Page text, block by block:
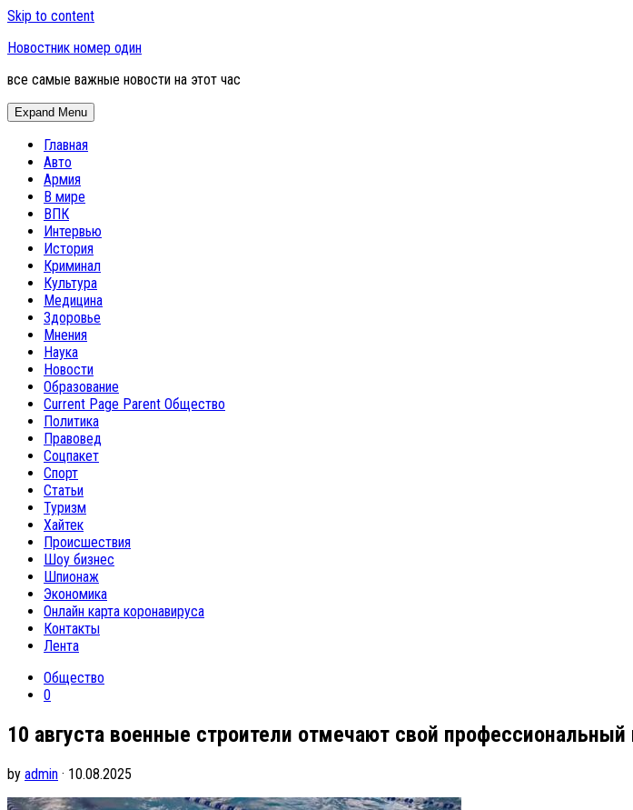
Skip to content
Новостник номер один
все самые важные новости на этот час
Expand Menu
Главная
Авто
Армия
В мире
ВПК
Интервью
История
Криминал
Культура
Медицина
Здоровье
Мнения
Наука
Новости
Образование
Current Page Parent Общество
Политика
Правовед
Соцпакет
Спорт
Статьи
Туризм
Хайтек
Происшествия
Шоу бизнес
Шпионаж
Экономика
Онлайн карта коронавируса
Контакты
Лента
Общество
0
10 августа военные строители отмечают свой профессиональный
by admin · 10.08.2025